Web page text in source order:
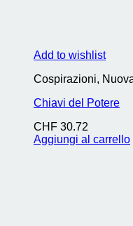
Add to wishlist
Cospirazioni,
Chiavi del Potere
CHF 30.72
Aggiungi al carrello